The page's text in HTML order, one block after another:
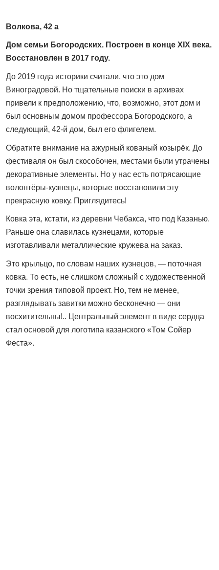
Волкова, 42 а
Дом семьи Богородских. Построен в конце XIX века.
Восстановлен в 2017 году.
До 2019 года историки считали, что это дом
Виноградовой. Но тщательные поиски в архивах
привели к предположению, что, возможно, этот дом и
был ­основным домом профессора Богородского, а
следующий, 42-й дом, был его флигелем.
Обратите внимание на ажурный кованый козырёк. До
фестиваля он был скособочен, местами были утрачены
декоративные элементы. Но у нас есть потрясающие
волонтёры-кузнецы, которые восстановили эту
прекрасную ковку. Приглядитесь!
Ковка эта, кстати, из деревни Чебакса, что под Казанью.
Раньше она славилась кузнецами, которые
изготавливали металлические кружева на заказ.
Это крыльцо, по словам наших кузнецов, — поточная
ковка. То есть, не слишком сложный с художественной
точки зрения типовой проект. Но, тем не менее,
разглядывать завитки можно бесконечно — они
восхитительны!.. Центральный элемент в виде сердца
стал основой для логотипа казанского «Том Сойер
Феста».